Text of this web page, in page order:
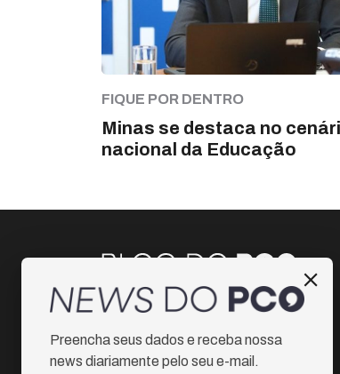
FIQUE POR DENTRO
Minas se destaca no
nacional da Educação
Instagram
Facebook
Preencha seus dados e receba nossa
news diariamente pelo seu e-mail.